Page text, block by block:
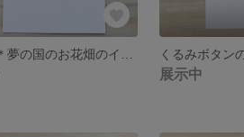
展示中